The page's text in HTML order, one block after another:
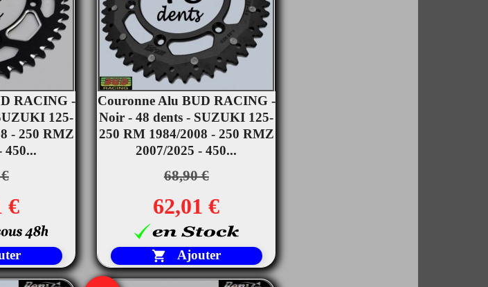
RACING -
125-
- 250 RMZ
450...
€
Couronne Alu BUD RACING -
Noir - 48 dents - SUZUKI 125-
250 RM 1984/2008 - 250 RMZ
2007/2025 - 450...
68,90 €
62,01 €
 Ajouter
Aperçu rapide